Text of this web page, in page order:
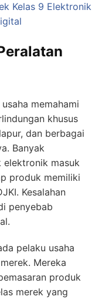
Kelas 9 Elektronik
memahami
khusus
dan berbagai
Banyak
elektronik masuk
produk memiliki
Kesalahan
penyebab
pelaku usaha
Mereka
produk
merek yang